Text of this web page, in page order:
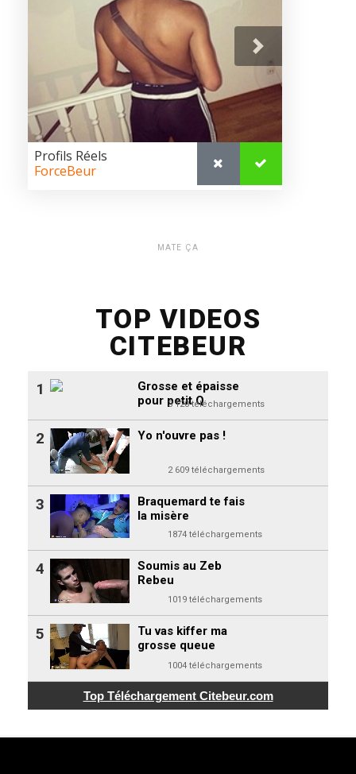
MATE ÇA
TOP VIDEOS
CITEBEUR
Grosse et épaisse
pour petit Q
3 120 téléchargements
1
Yo n'ouvre pas !
2 609 téléchargements
2
Braquemard te fais
la misère
1874 téléchargements
3
Soumis au Zeb
Rebeu
1019 téléchargements
4
Tu vas kiffer ma
grosse queue
1004 téléchargements
5
Top Téléchargement Citebeur.com